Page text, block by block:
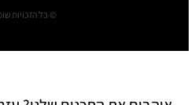
© כל הזכויות